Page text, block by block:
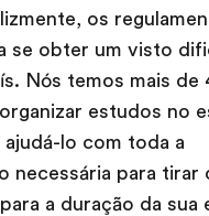
os
se obter um visto
Nós temos mais de
estudos no
lo com toda a
necessária para tirar
a duração da sua